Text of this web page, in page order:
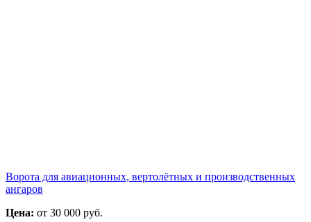
Ворота для авиационных, вертолётных и производственных
ангаров
Цена: от 30 000 руб.